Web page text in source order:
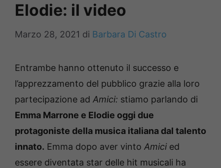
Elodie: il video
Marzo 28, 2021 di Barbara Di Castro
Entrambe hanno ottenuto il successo e
l’apprezzamento del pubblico grazie alla loro
partecipazione ad Amici: stiamo parlando di
Emma Marrone e Elodie oggi due
protagoniste della musica italiana dal talento
innato. Emma dopo aver vinto Amicied
essere diventata star delle hit musicali ha